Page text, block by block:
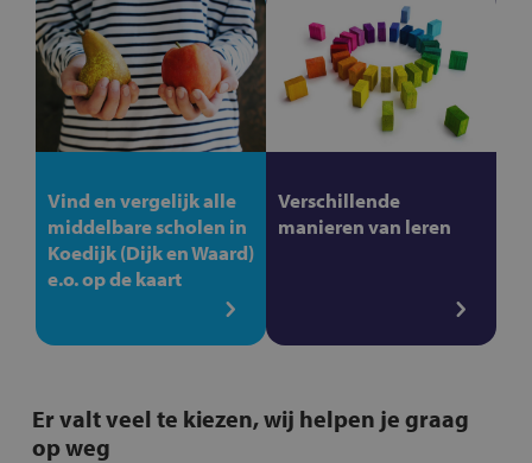
Vind en vergelijk alle
middelbare scholen in
Koedijk (Dijk en Waard)
e.o. op de kaart
Verschillende
manieren van leren
Er valt veel te kiezen, wij helpen je graag
op weg